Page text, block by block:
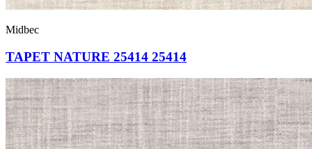
Midbec
TAPET NATURE 25414 25414